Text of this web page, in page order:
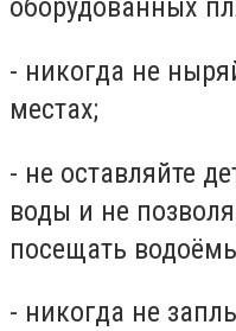
оборудованных
- никогда не
местах;
- не оставляйте
воды и не
посещать
- никогда не